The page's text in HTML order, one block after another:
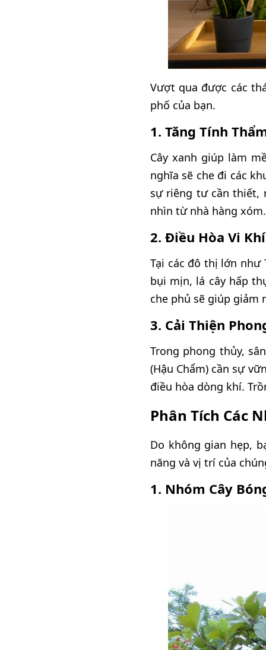
Vượt qua được các
phố của bạn.
1. Tăng Tính
Cây xanh giúp làm
nghĩa sẽ che đi các
sự riêng tư cần thiết,
nhìn từ nhà hàng xóm.
2. Điều Hòa Vi
Tại các đô thị lớn như
bụi mịn, lá cây hấp
che phủ sẽ giúp giảm
3. Cải Thiện
Trong phong thủy,
(Hậu Chẩm) cần sự
điều hòa dòng khí.
Phân Tích Các
Do không gian hẹp,
năng và vị trí của
1. Nhóm Cây